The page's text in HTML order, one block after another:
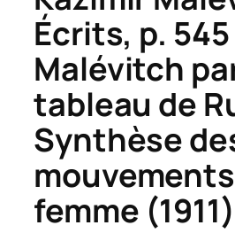
Écrits, p. 545
Malévitch
tableau de
Synthèse
femme